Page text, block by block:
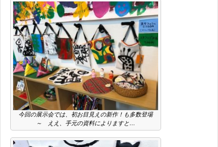
今回の展示会では、初お目見えの新作！も多数登場
～ ええ、手元の資料によりますと…